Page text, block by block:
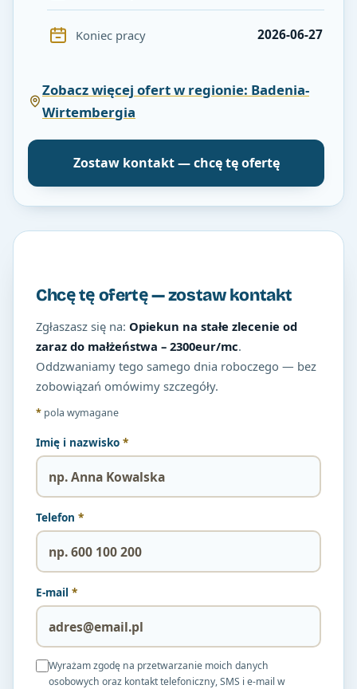
Koniec pracy 2026-06-27
Zobacz więcej ofert w regionie: Badenia-
Wirtembergia
Zostaw kontakt — chcę tę ofertę
Chcę tę ofertę — zostaw kontakt
Zgłaszasz się na: Opiekun na stałe zlecenie od
zaraz do małżeństwa – 2300eur/mc.
Oddzwaniamy tego samego dnia roboczego — bez
zobowiązań omówimy szczegóły.
* pola wymagane
Imię i nazwisko *
Telefon *
E-mail *
Wyrażam zgodę na przetwarzanie moich danych
osobowych oraz kontakt telefoniczny, SMS i e-mail w